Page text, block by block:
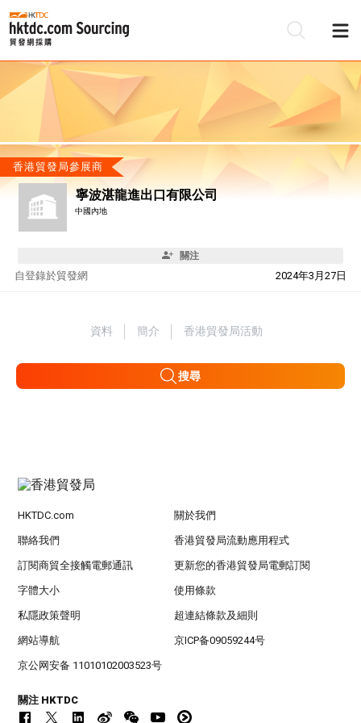
香港貿發局參展商
寧波湛龍進出口有限公司
中國內地
關注
自 2024年3月27日
登錄於貿發網
資料 簡介 香港貿發局活動
搜尋
HKTDC.com 關於我們
聯絡我們 香港貿發局流動應用程式
訂閱商貿全接觸電郵通訊 更新您的香港貿發局電郵訂閱
字體大小 使用條款
私隱政策聲明 超連結條款及細則
網站導航 京ICP备09059244号
京公网安备 11010102003523号
關注 HKTDC